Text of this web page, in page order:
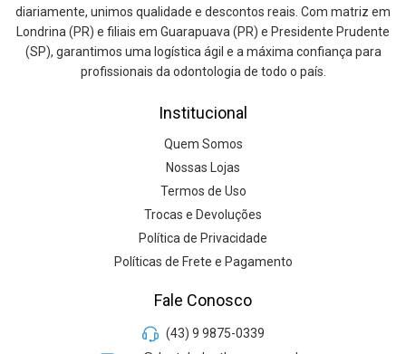
diariamente, unimos qualidade e descontos reais. Com matriz em
Londrina (PR) e filiais em Guarapuava (PR) e Presidente Prudente
(SP), garantimos uma logística ágil e a máxima confiança para
profissionais da odontologia de todo o país.
Institucional
Quem Somos
Nossas Lojas
Termos de Uso
Trocas e Devoluções
Política de Privacidade
Políticas de Frete e Pagamento
Fale Conosco
(43) 9 9875-0339